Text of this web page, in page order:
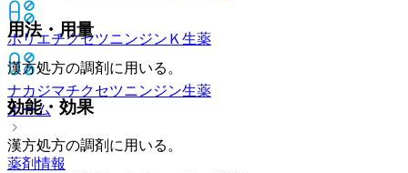
ホリエチクセツニンジンＫ 生薬
ナカジマチクセツニンジン生薬
ホーム
薬剤情報
用法・用量
漢方処方の調剤に用いる。
効能・効果
漢方処方の調剤に用いる。